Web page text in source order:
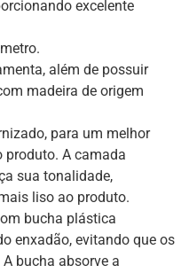
excelente
além de possuir
madeira de origem
para um melhor
produto. A camada
sua tonalidade,
liso ao produto.
bucha plástica
enxadão, evitando que os
bucha absorve a